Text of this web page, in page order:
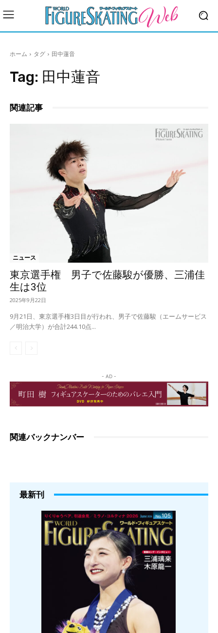
ホーム タグ 田中蓮音
Tag: 田中蓮音
関連記事
ニュース
東京選手権 男子で佐藤駿が優勝、三浦佳
生は3位
2025年9月22日
9月21日、東京選手権3日目が行われ、男子で佐藤駿（エームサービス
／明治大学）が合計244.10点...
- AD -
関連バックナンバー
最新刊